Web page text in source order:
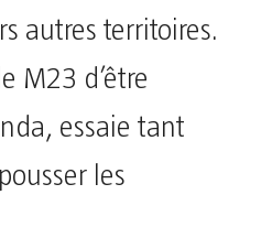
autres territoires.
M23 d’être
essaie tant
les